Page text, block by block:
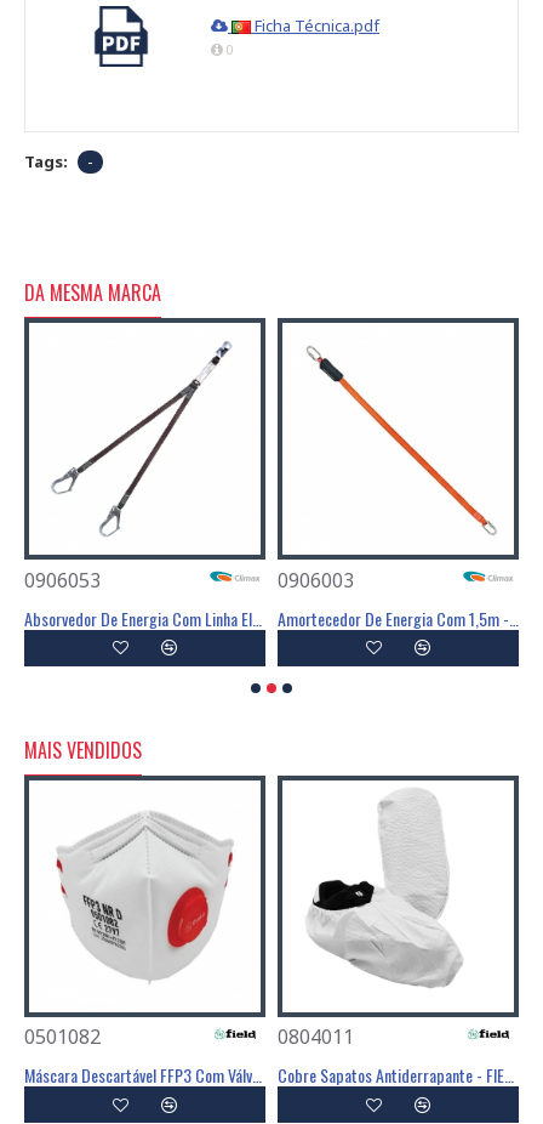
Ficha Técnica.pdf
0
Tags: -
DA MESMA MARCA
0906053 0906003
MAIS VENDIDOS
0501082 0804011